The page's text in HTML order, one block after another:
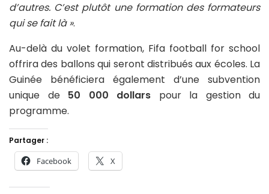
d’autres. C’est plutôt une formation des formateurs
qui se fait là ».
Au-delà du volet formation, Fifa football for school
offrira des ballons qui seront distribués aux écoles. La
Guinée bénéficiera également d’une subvention
unique de 50 000 dollars pour la gestion du
programme.
Partager :
Facebook X